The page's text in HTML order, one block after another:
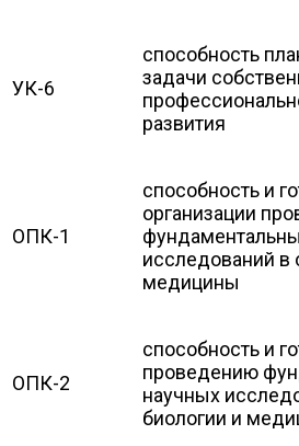
УК-6
способность
задачи
развития
ОПК-1
способность и
организации
исследований в
медицины
ОПК-2
способность и
проведению
научных
биологии и